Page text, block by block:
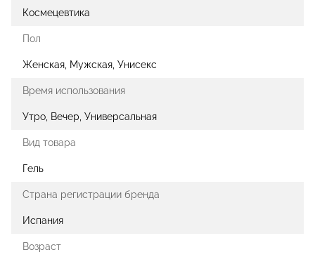
Космецевтика
Пол
Женская, Мужская, Унисекс
Время использования
Утро, Вечер, Универсальная
Вид товара
Гель
Страна регистрации бренда
Испания
Возраст